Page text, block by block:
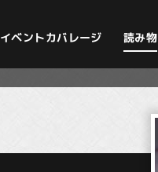
イベントカバレージ 読み物